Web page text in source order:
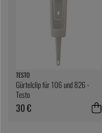
TESTO
Gürtelclip für 106 und 826 -
Testo
30 €